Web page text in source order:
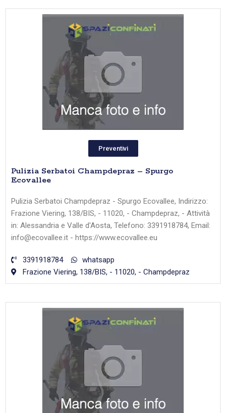
Preventivi
Pulizia Serbatoi Champdepraz – Spurgo
Ecovallee
Pulizia Serbatoi Champdepraz - Spurgo Ecovallee, Indirizzo:
Frazione Viering, 138/BIS, - 11020, - Champdepraz, - Attività
in: Alessandria e Valle d'Aosta, Telefono: 3391918784, Email:
info@ecovallee.it - https://www.ecovallee.eu
3391918784
whatsapp
Frazione Viering, 138/BIS, - 11020, - Champdepraz